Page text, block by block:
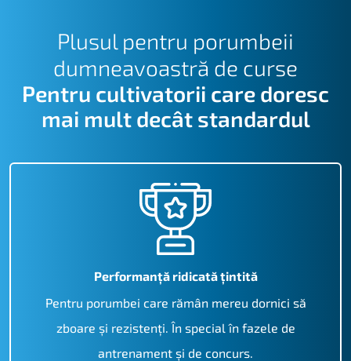
24,95€.
Plusul pentru porumbeii
dumneavoastră de curse
Pentru cultivatorii care doresc
mai mult decât standardul
Performanță ridicată țintită
Pentru porumbei care rămân mereu dornici să
zboare și rezistenți. În special în fazele de
antrenament și de concurs.